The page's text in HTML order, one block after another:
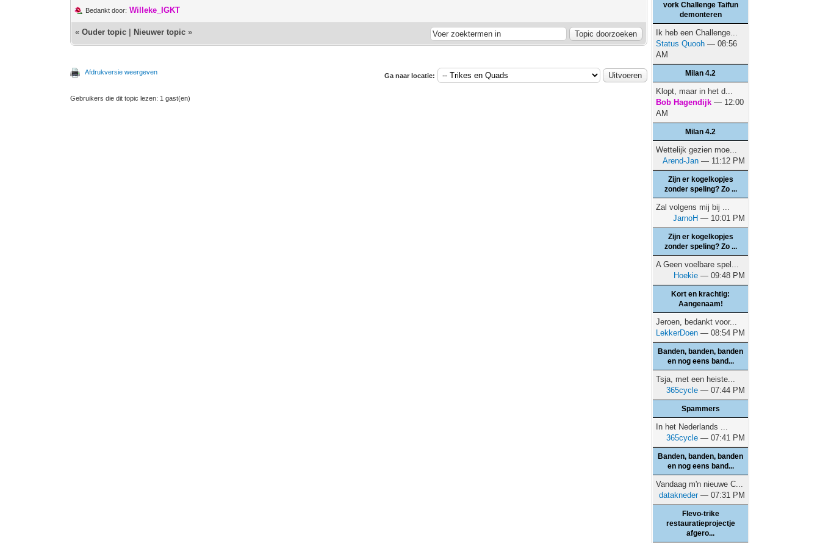
Bedankt door: Willeke_IGKT
«Ouder topic Nieuwer topic »
Afdrukversie weergeven Ga naar locatie:
Gebruikers die dit topic lezen: 1 gast(en)
vork Challenge Taifun
demonteren
Ik heb een Challenge...
Status Quooh — 08:56
AM
Milan 4.2
Klopt, maar in het d...
Bob Hagendijk — 12:00
AM
Milan 4.2
Wettelijk gezien moe...
Arend-Jan — 11:12 PM
Zijn er kogelkopjes
zonder speling? Zo ...
Zal volgens mij bij ...
JarnoH — 10:01 PM
Zijn er kogelkopjes
zonder speling? Zo ...
A Geen voelbare spel...
Hoekie — 09:48 PM
Kort en krachtig:
Aangenaam!
Jeroen, bedankt voor...
LekkerDoen — 08:54 PM
Banden, banden, banden
en nog eens band...
Tsja, met een heiste...
365cycle — 07:44 PM
Spammers
In het Nederlands ...
365cycle — 07:41 PM
Banden, banden, banden
en nog eens band...
Vandaag m'n nieuwe C...
datakneder— 07:31 PM
Flevo-trike
restauratieprojectje
afgero...